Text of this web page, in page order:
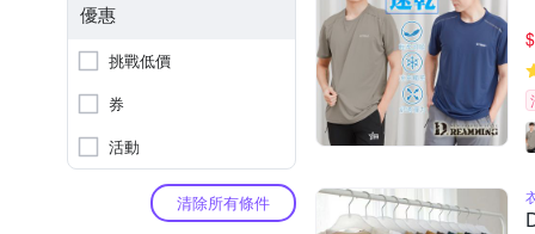
優惠
挑戰低價
券
活動
清除所有條件
$